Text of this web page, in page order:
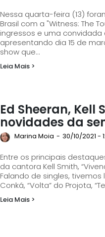
Nessa quarta-feira (13)
Brasil com a "Witness: The
ingressos e uma convidada especial. Inicialmente a cantora
apresentando dia 15 de
show que...
Leia Mais >
Ed Sheeran, Kell
novidades da
Marina Moia - 30/10/2021 -
Entre os principais
da cantora Kell Smith,
Falando de singles, tivemos
Conká, “Volta” do Projota,
Leia Mais >